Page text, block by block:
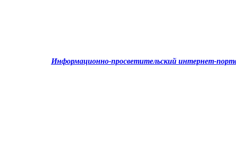
Информационно-просветительский интернет-